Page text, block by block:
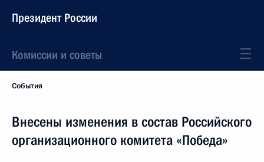
Президент России
Комиссии и советы
События
Внесены изменения в состав Российского
организационного комитета «Победа»